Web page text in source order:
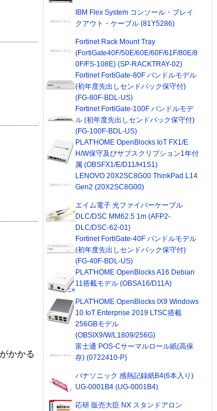
かかる
IBM Flex System コンソール・ブレイ
クアウト・ケーブル (81Y5286)
Fortinet Rack Mount Tray
(FortiGate40F/50E/60E/60F/61F/80E/8
0F/FS-108E) (SP-RACKTRAY-02)
Fortinet FortiGate-80F バンドルモデル
(初年度先出しセンドバック保守付)
(FG-80F-BDL-US)
Fortinet FortiGate-100F バンドルモデ
ル (初年度先出しセンドバック保守付)
(FG-100F-BDL-US)
PLAT'HOME OpenBlocks IoT FX1/E
H/W保守及びサブスクリプション1年付
属 (OBSFX1/E/D11/H1S1)
LENOVO 20X2SC8G00 ThinkPad L14
Gen2 (20X2SC8G00)
エイム電子 光ファイバーケーブル
DLC/DSC MM62.5 1m (AFP2-
DLC/DSC-62-01)
Fortinet FortiGate-40F バンドルモデル
(初年度先出しセンドバック保守付)
(FG-40F-BDL-US)
PLAT'HOME OpenBlocks A16 Debian
11搭載モデル (OBSA16/D11A)
PLAT'HOME OpenBlocks IX9 Windows
10 IoT Enterprise 2019 LTSC搭載
256GBモデル
(OBSIX9/W/L1809/256G)
富士通 POS-Cサーマルロール紙(高保
存) (0722410-P)
パナソニック 感熱記録紙B4(6本入り)
UG-0001B4 (UG-0001B4)
応研 販売大臣 NX スタンドアロン